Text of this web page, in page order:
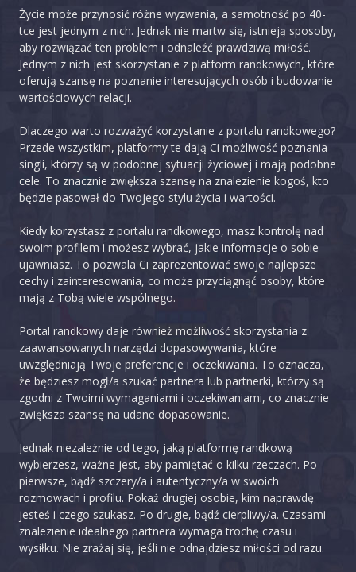
Życie może przynosić różne wyzwania, a samotność po 40-
tce jest jednym z nich. Jednak nie martw się, istnieją sposoby,
aby rozwiązać ten problem i odnaleźć prawdziwą miłość.
Jednym z nich jest skorzystanie z platform randkowych, które
oferują szansę na poznanie interesujących osób i budowanie
wartościowych relacji.
Dlaczego warto rozważyć korzystanie z portalu randkowego?
Przede wszystkim, platformy te dają Ci możliwość poznania
singli, którzy są w podobnej sytuacji życiowej i mają podobne
cele. To znacznie zwiększa szansę na znalezienie kogoś, kto
będzie pasował do Twojego stylu życia i wartości.
Kiedy korzystasz z portalu randkowego, masz kontrolę nad
swoim profilem i możesz wybrać, jakie informacje o sobie
ujawniasz. To pozwala Ci zaprezentować swoje najlepsze
cechy i zainteresowania, co może przyciągnąć osoby, które
mają z Tobą wiele wspólnego.
Portal randkowy daje również możliwość skorzystania z
zaawansowanych narzędzi dopasowywania, które
uwzględniają Twoje preferencje i oczekiwania. To oznacza,
że będziesz mogł/a szukać partnera lub partnerki, którzy są
zgodni z Twoimi wymaganiami i oczekiwaniami, co znacznie
zwiększa szansę na udane dopasowanie.
Jednak niezależnie od tego, jaką platformę randkową
wybierzesz, ważne jest, aby pamiętać o kilku rzeczach. Po
pierwsze, bądź szczery/a i autentyczny/a w swoich
rozmowach i profilu. Pokaż drugiej osobie, kim naprawdę
jesteś i czego szukasz. Po drugie, bądź cierpliwy/a. Czasami
znalezienie idealnego partnera wymaga trochę czasu i
wysiłku. Nie zrażaj się, jeśli nie odnajdziesz miłości od razu.